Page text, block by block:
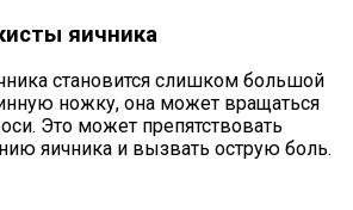
яичника
становится слишком большой
ножку, она может вращаться
Это может препятствовать
яичника и вызвать острую боль.